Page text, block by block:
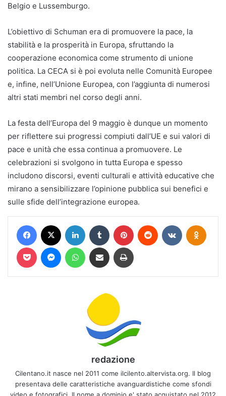
Belgio e Lussemburgo.
L’obiettivo di Schuman era di promuovere la pace, la
stabilità e la prosperità in Europa, sfruttando la
cooperazione economica come strumento di unione
politica. La CECA si è poi evoluta nelle Comunità Europee
e, infine, nell’Unione Europea, con l’aggiunta di numerosi
altri stati membri nel corso degli anni.
La festa dell’Europa del 9 maggio è dunque un momento
per riflettere sui progressi compiuti dall’UE e sui valori di
pace e unità che essa continua a promuovere. Le
celebrazioni si svolgono in tutta Europa e spesso
includono discorsi, eventi culturali e attività educative che
mirano a sensibilizzare l’opinione pubblica sui benefici e
sulle sfide dell’integrazione europea.
Facebook LinkedIn Tumblr Pinterest Reddit VKontakte
Pocket MessengerWhatsAppCondividi via mail Stampa
redazione
Cilentano.it nasce nel 2011 come ilcilento.altervista.org. Il blog
presentava delle caratteristiche avanguardistiche come sfondi